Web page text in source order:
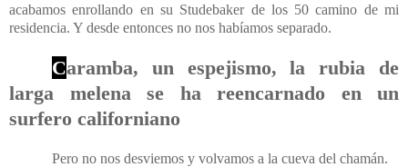
acabamos enrollando en su Studebaker de los 50 camino de mi
residencia. Y desde entonces no nos habíamos separado.
Caramba, un espejismo, la rubia de
larga melena se ha reencarnado en un
surfero californiano
Pero no nos desviemos y volvamos a la cueva del chamán.